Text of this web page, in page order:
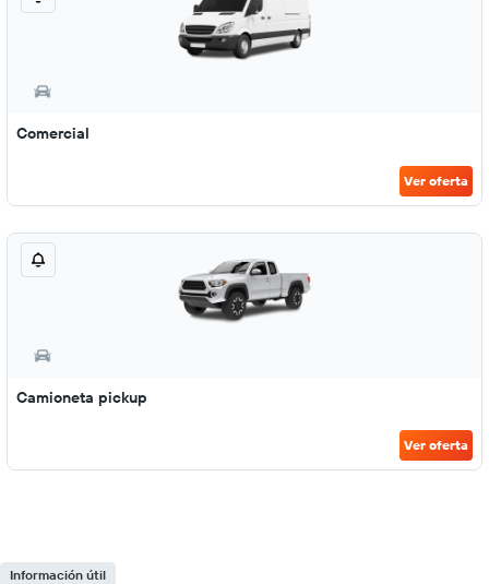
Comercial
Ver oferta
Camioneta pickup
Ver oferta
Información útil